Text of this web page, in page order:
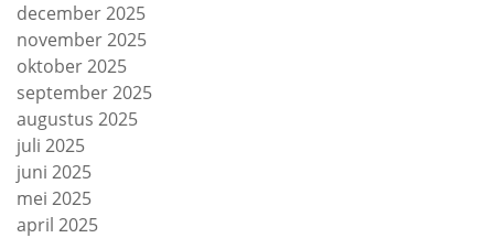
december 2025
november 2025
oktober 2025
september 2025
augustus 2025
juli 2025
juni 2025
mei 2025
april 2025